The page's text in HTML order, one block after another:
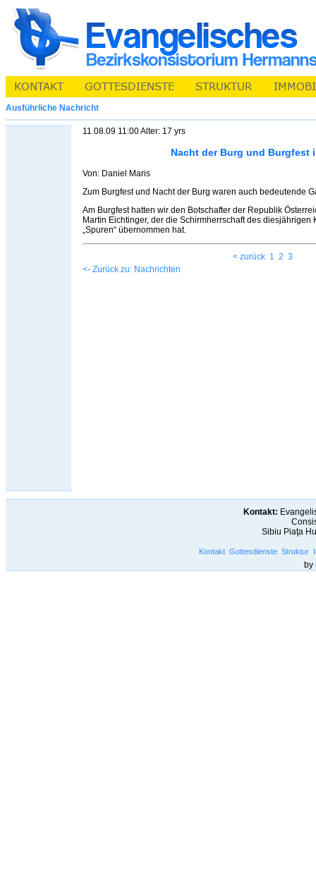
Ausführliche Nachricht
11.08.09 11:00 Alter: 17 yrs
Nacht der Burg und Burgfest
Von: Daniel Maris
Zum Burgfest und Nacht der Burg waren auch bedeutende
Am Burgfest hatten wir den Botschafter der Republik
Martin Eichtinger, der die Schirmherrschaft des diesjährigen
„Spuren“ übernommen hat.
< zurück 1 2 3
<- Zurück zu: Nachrichten
Kontakt:
Sibiu Piaţa
Kontakt Gottesdienste Struktur
by